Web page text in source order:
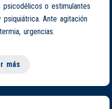
o estimulantes
Ante agitación
urgencias.
más